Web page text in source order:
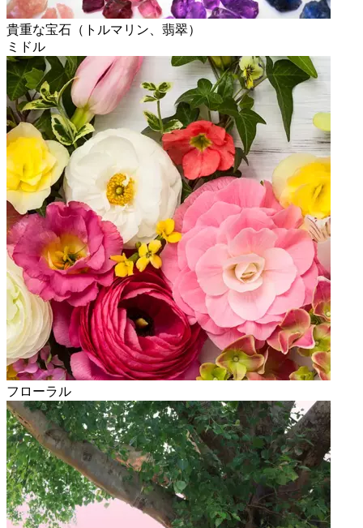
貴重な宝石（トルマリン、翡翠）
ミドル
フローラル